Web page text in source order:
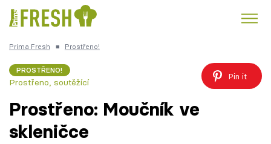
Česká kuchyně
Prima Fresh ■ Prostřeno!
PROSTŘENO!
Prostřeno, soutěžící
Pin it
Prostřeno: Moučník ve
skleničce